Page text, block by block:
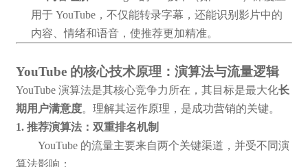
用于 YouTube，不仅能转录字幕，还能识别影片中的
内容、情绪和语音，使推荐更加精准。
YouTube 的核心技术原理：演算法与流量逻辑
YouTube 演算法是其核心竞争力所在，其目标是最大化长
期用户满意度。理解其运作原理，是成功营销的关键。
1. 推荐演算法：双重排名机制
YouTube 的流量主要来自两个关键渠道，并受不同演
算法影响：